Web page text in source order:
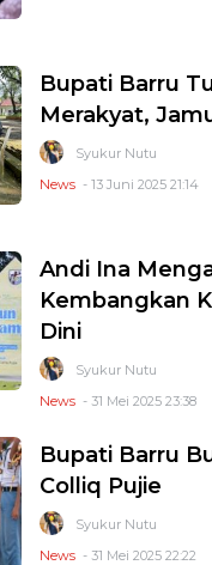
Bupati Barru
Merakyat,
Syukur Nutu
News - 13 Juni 2025 21:14
Andi Ina
Kembangkan
Dini
Syukur Nutu
News - 31 Mei 2025 23:38
Bupati Barru
Colliq Pujie
Syukur Nutu
News - 31 Mei 2025 22:22